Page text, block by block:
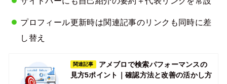
プロフィール更新時は関連記事のリンクも同時に差
し替え
関連記事
アメブロで検索パフォーマンスの
見方5ポイント｜確認方法と改善の活かし方